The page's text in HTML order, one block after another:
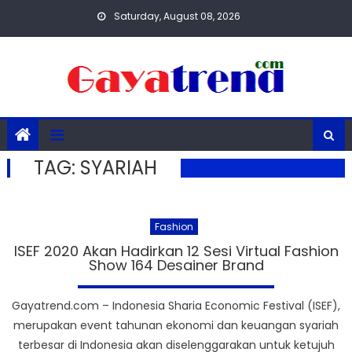
Saturday, August 08, 2026
TAG: SYARIAH
Fashion
ISEF 2020 Akan Hadirkan 12 Sesi Virtual Fashion
Show 164 Desainer Brand
Gayatrend.com – Indonesia Sharia Economic Festival (ISEF),
merupakan event tahunan ekonomi dan keuangan syariah
terbesar di Indonesia akan diselenggarakan untuk ketujuh